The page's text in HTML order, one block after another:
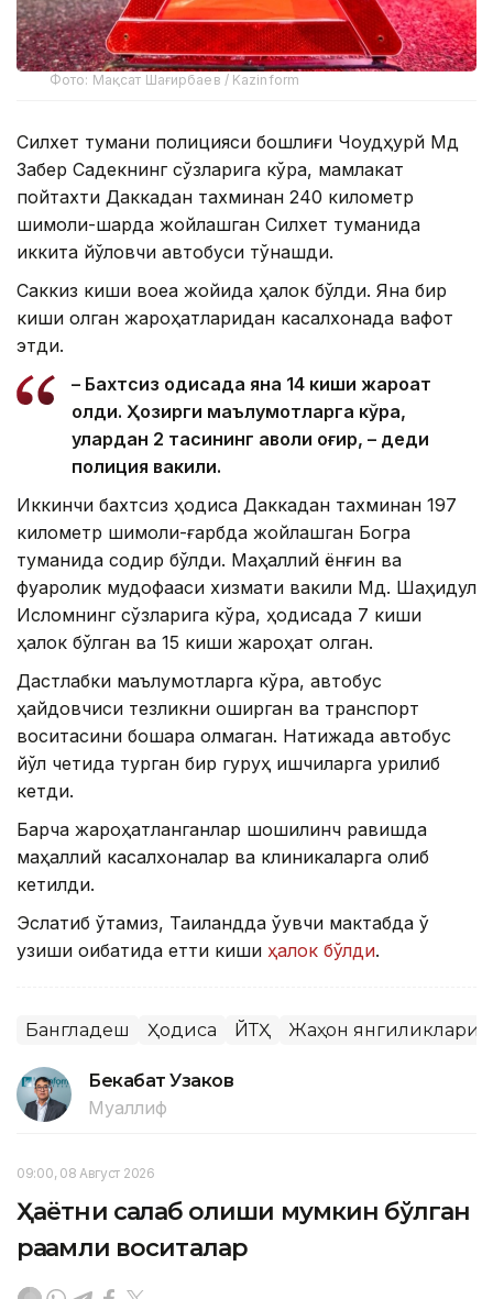
Фото: Мақсат Шағирбаев / Kazinform
Силхет тумани полицияси бошлиғи Чоудҳурй Мд
Забер Садекнинг сўзларига кўра, мамлакат
пойтахти Даккадан тахминан 240 километр
шимоли-шарқда жойлашган Силхет туманида
иккита йўловчи автобуси тўқнашди.
Саккиз киши воқеа жойида ҳалок бўлди. Яна бир
киши олган жароҳатларидан касалхонада вафот
этди.
– Бахтсиз ҳодисада яна 14 киши жароҳат
олди. Ҳозирги маълумотларга кўра,
улардан 2 тасининг аҳволи оғир, – деди
полиция вакили.
Иккинчи бахтсиз ҳодиса Даккадан тахминан 197
километр шимоли-ғарбда жойлашган Богра
туманида содир бўлди. Маҳаллий ёнғин ва
фуқаролик мудофааси хизмати вакили Мд. Шаҳидул
Исломнинг сўзларига кўра, ҳодисада 7 киши
ҳалок бўлган ва 15 киши жароҳат олган.
Дастлабки маълумотларга кўра, автобус
ҳайдовчиси тезликни оширган ва транспорт
воситасини бошқара олмаган. Натижада автобус
йўл четида турган бир гуруҳ ишчиларга урилиб
кетди.
Барча жароҳатланганлар шошилинч равишда
маҳаллий касалхоналар ва клиникаларга олиб
кетилди.
Эслатиб ўтамиз, Таиландда ўқувчи мактабда ўқ
узиши оқибатида етти киши ҳалок бўлди.
Бангладеш Ҳодиса ЙТҲ Жаҳон янгиликлари
Бекабат Узаков
Муаллиф
09:00, 08 Август 2026
Ҳаётни сақлаб қолиши мумкин бўлган
рақамли воситалар